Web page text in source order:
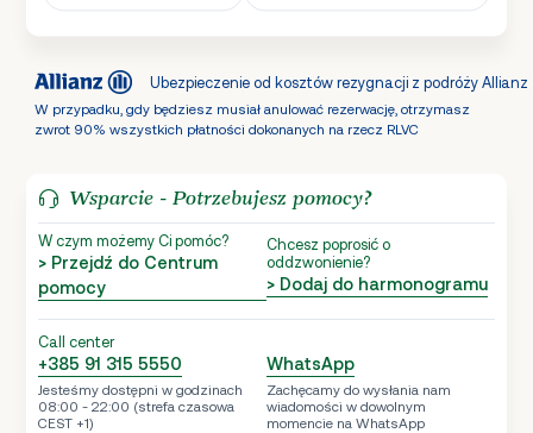
Ubezpieczenie od kosztów rezygnacji z podróży Allianz
W przypadku, gdy będziesz musiał anulować rezerwację, otrzymasz
zwrot 90% wszystkich płatności dokonanych na rzecz RLVC
Wsparcie - Potrzebujesz pomocy?
W czym możemy Ci pomóc?
> Przejdź do Centrum
pomocy
Chcesz poprosić o
oddzwonienie?
> Dodaj do harmonogramu
Call center
+385 91 315 5550
Jesteśmy dostępni w godzinach
08:00 - 22:00 (strefa czasowa
CEST +1)
WhatsApp
Zachęcamy do wysłania nam
wiadomości w dowolnym
momencie na WhatsApp